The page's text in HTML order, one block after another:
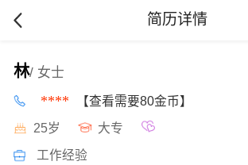
简历详情
林/ 女士
**** 【查看需要80金币】
25岁 大专
工作经验